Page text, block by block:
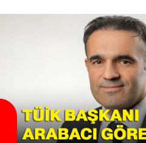
EĞİTİM
MAGAZİN
SPOR
11:11 MANŞET
Son Dakika Haberleri
Haber Arşivi